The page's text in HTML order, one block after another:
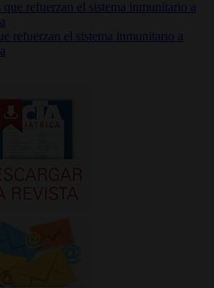
refuerzan el sistema inmunitario a